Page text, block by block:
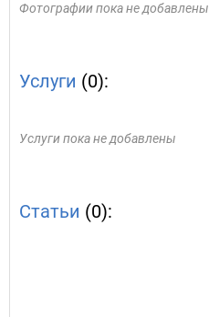
Фотографии пока не добавлены
Услуги (0):
Услуги пока не добавлены
Статьи (0):